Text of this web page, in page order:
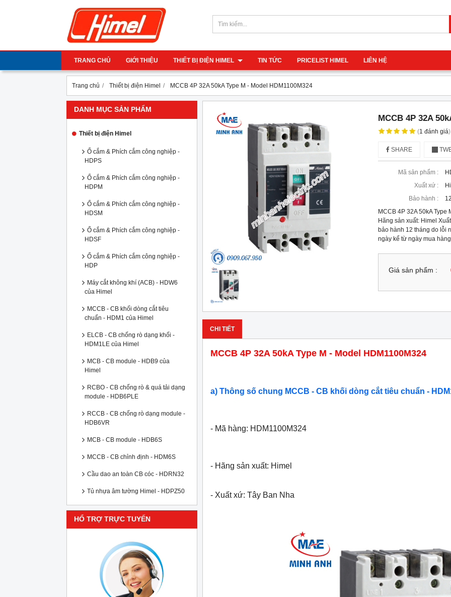
TRANG CHỦ GIỚI THIỆU THIẾT BỊ ĐIỆN HIMEL TIN TỨC PRICELIST HIMEL LIÊN HỆ
Trang chủ Thiết bị điện Himel MCCB 4P 32A 50kA Type M - Model HDM1100M324
DANH MỤC SẢN PHẨM
Thiết bị điện Himel
Ổ cắm & Phích cắm công nghiệp -
HDPS
Ổ cắm & Phích cắm công nghiệp -
HDPM
Ổ cắm & Phích cắm công nghiệp -
HDSM
Ổ cắm & Phích cắm công nghiệp -
HDSF
Ổ cắm & Phích cắm công nghiệp -
HDP
Máy cắt không khí (ACB) - HDW6
của Himel
MCCB - CB khối dòng cắt tiêu
chuẩn - HDM1 của Himel
ELCB - CB chống rò dạng khối -
HDM1LE của Himel
MCB - CB module - HDB9 của
Himel
RCBO - CB chống rò & quá tải dạng
module - HDB6PLE
RCCB - CB chống rò dạng module -
HDB6VR
MCB - CB module - HDB6S
MCCB - CB chỉnh định - HDM6S
Cầu dao an toàn CB cóc - HDRN32
Tủ nhựa âm tường Himel - HDPZ50
HỔ TRỢ TRỰC TUYẾN
MCCB 4P 32A
(1đánh giá)
SHARE
Mã sản phẩm :
Xuất xứ :
Bảo hành :
MCCB 4P 32A 50kA
Hãng sản xuất: Himel
bảo hành 12 tháng do lỗi
ngày kể từ ngày mua
Giá sản phẩm :
CHI TIẾT
MCCB 4P 32A 50kA Type M - Model HDM1100M324
a) Thông số chung MCCB - CB khối dòng cắt tiêu chuẩn -
- Mã hàng: HDM1100M324
- Hãng sản xuất: Himel
- Xuất xứ: Tây Ban Nha